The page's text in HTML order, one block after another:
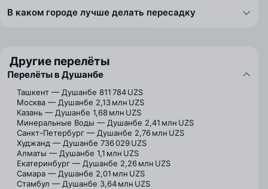
В каком городе лучше делать пересадку
Другие перелёты
Перелёты в Душанбе
Ташкент — Душанбе 811 784 UZS
Москва — Душанбе 2,13 млн UZS
Казань — Душанбе 1,68 млн UZS
Минеральные Воды — Душанбе 2,41 млн UZS
Санкт-Петербург — Душанбе 2,76 млн UZS
Худжанд — Душанбе 736 029 UZS
Алматы — Душанбе 1,1 млн UZS
Екатеринбург — Душанбе 2,26 млн UZS
Самара — Душанбе 2,01 млн UZS
Стамбул — Душанбе 3,64 млн UZS